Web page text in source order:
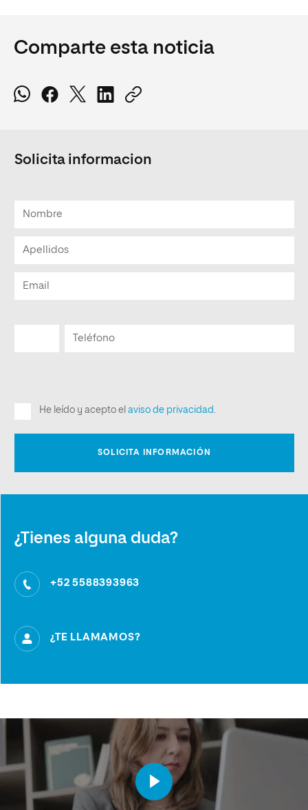
Comparte esta noticia
Solicita informacion
¿Tienes alguna duda?
+52 5588393963
¿TE LLAMAMOS?